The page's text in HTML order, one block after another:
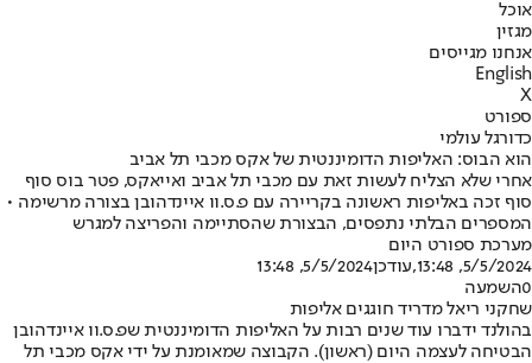
אוכל
מגזין
אנחנו מגייסים
English
X
ספורט
כדורגל עולמי
הוא הבוס: האליפות הדומיננטית של אקס מכבי תל אביב
אחרי שלא הצליח לעשות זאת עם מכבי תל אביב ואייאקס, פטר בוס סוף
סוף זכה באליפות ראשונה בקריירה עם פ.ס.וו איינדהובן בצורה מרשימה •
המספרים הבלתי נתפסים, הבצורת שהסתיימה והפריצה למגרש
מערכת ספורט היום
5/5/2024, 13:48
,עודכן5/5/2024, 13:48
0השמעה
שחקני ריאל מדריד חוגגים אליפות
בהולנד ידברו עוד שנים רבות על האליפות הדומיננטית שפ.ס.וו איינדהובן
הבטיחה לעצמה היום (ראשון). הקבוצה שמאומנת על ידי אקס מכבי תל